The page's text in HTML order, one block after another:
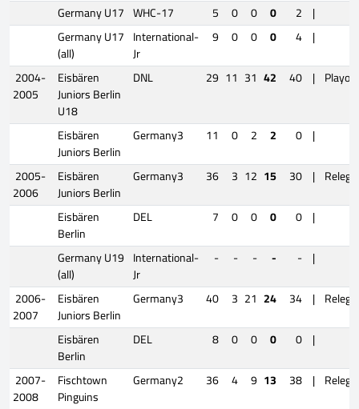
Germany U17 WHC-17 5 0 0 0 2 |
Germany U17
(all)
International-
Jr
9 0 0 0 4 |
2004-
2005
Eisbären
Juniors Berlin
U18
DNL 29 11 31 42 40 |
Eisbären
Juniors Berlin
Germany3 11 0 2 2 0 |
2005-
2006
Eisbären
Juniors Berlin
Germany3 36 3 12 15 30 |
Eisbären
Berlin
DEL 7 0 0 0 0 |
Germany U19
(all)
International-
Jr
- - - - - |
2006-
2007
Eisbären
Juniors Berlin
Germany3 40 3 21 24 34 |
Eisbären
Berlin
DEL 8 0 0 0 0 |
2007-
2008
Fischtown
Pinguins
Germany2 36 4 9 13 38 |